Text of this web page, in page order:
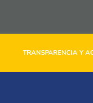
TRANSPARENCIA Y